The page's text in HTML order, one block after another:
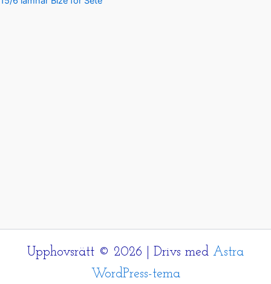
Upphovsrätt © 2026 | Drivs med Astra
WordPress-tema